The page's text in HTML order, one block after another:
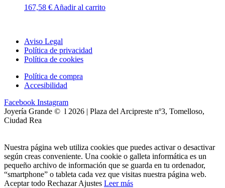
167,58 € Añadir al carrito
Aviso Legal
Política de privacidad
Política de cookies
Política de compra
Accesibilidad
Facebook Instagram
Joyería Grande © l 2026 | Plaza del Arcipreste nº3, Tomelloso,
Ciudad Rea
Nuestra página web utiliza cookies que puedes activar o desactivar
según creas conveniente. Una cookie o galleta informática es un
pequeño archivo de información que se guarda en tu ordenador,
“smartphone” o tableta cada vez que visitas nuestra página web.
Aceptar todo Rechazar Ajustes Leer más